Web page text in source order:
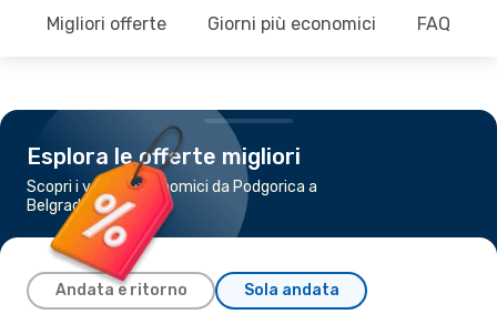
Migliori offerte Giorni più economici FAQ
Esplora le offerte migliori
Scopri i voli più economici da Podgorica a
Belgrado
Andata e ritorno Sola andata